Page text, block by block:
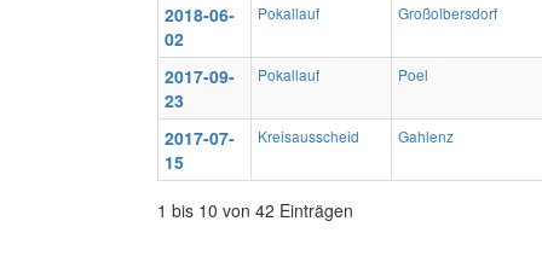
2018-06-
02
Pokallauf Großolbersdorf
2017-09-
23
Pokallauf Poel
2017-07-
15
Kreisausscheid Gahlenz
1 bis 10 von 42 Einträgen